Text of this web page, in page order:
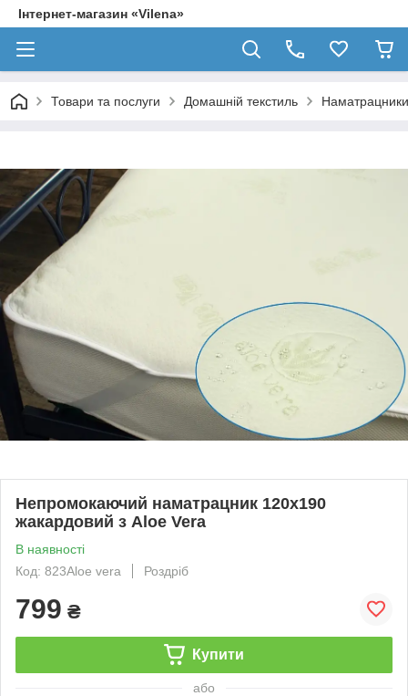
Інтернет-магазин «Vilena»
Товари та послуги Домашній текстиль Наматрацники
Непромокаючий наматрацник 120х190
жакардовий з Aloe Vera
В наявності
Код: 823Aloe vera
Роздріб
799 ₴
Купити
або